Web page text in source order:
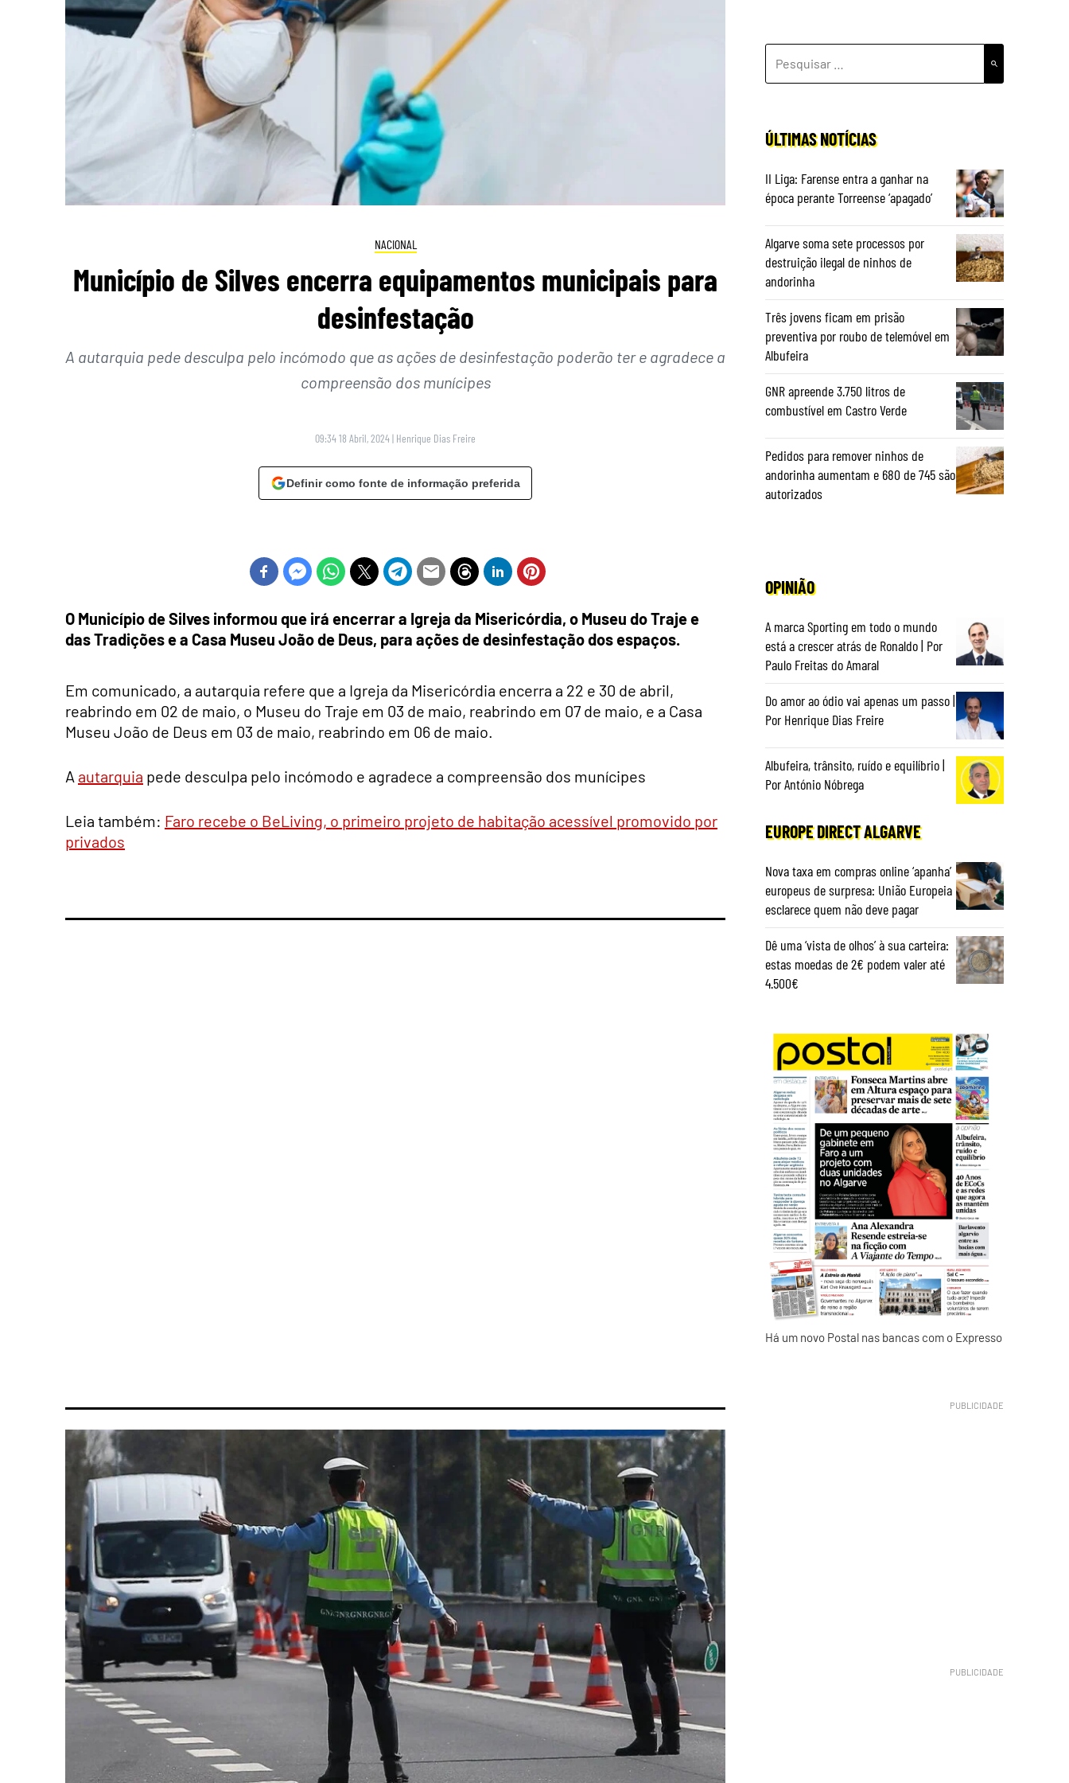
NACIONAL
Município de Silves encerra equipamentos municipais para
desinfestação
A autarquia pede desculpa pelo incómodo que as ações de desinfestação poderão ter e agradece a
compreensão dos munícipes
09:34 18 Abril, 2024| Henrique Dias Freire
Definir como fonte de informação preferida
O Município de Silves informou que irá encerrar a Igreja da Misericórdia, o Museu do Traje e
das Tradições e a Casa Museu João de Deus, para ações de desinfestação dos espaços.
Em comunicado, a autarquia refere que a Igreja da Misericórdia encerra a 22 e 30 de abril,
reabrindo em 02 de maio, o Museu do Traje em 03 de maio, reabrindo em 07 de maio, e a Casa
Museu João de Deus em 03 de maio, reabrindo em 06 de maio.
A autarquia pede desculpa pelo incómodo e agradece a compreensão dos munícipes
Leia também: Faro recebe o BeLiving, o primeiro projeto de habitação acessível promovido por
privados
POR:
ÚLTIMAS NOTÍCIAS
II Liga: Farense entra a ganhar na
época perante Torreense ‘apagado’
Algarve soma sete processos por
destruição ilegal de ninhos de
andorinha
Três jovens ficam em prisão
preventiva por roubo de telemóvel em
Albufeira
GNR apreende 3.750 litros de
combustível em Castro Verde
Pedidos para remover ninhos de
andorinha aumentam e 680 de 745 são
autorizados
OPINIÃO
A marca Sporting em todo o mundo
está a crescer atrás de Ronaldo | Por
Paulo Freitas do Amaral
Do amor ao ódio vai apenas um passo |
Por Henrique Dias Freire
Albufeira, trânsito, ruído e equilíbrio |
Por António Nóbrega
EUROPE DIRECT ALGARVE
Nova taxa em compras online ‘apanha’
europeus de surpresa: União Europeia
esclarece quem não deve pagar
Dê uma ‘vista de olhos’ à sua carteira:
estas moedas de 2€ podem valer até
4.500€
Há um novo Postal nas bancas com o Expresso